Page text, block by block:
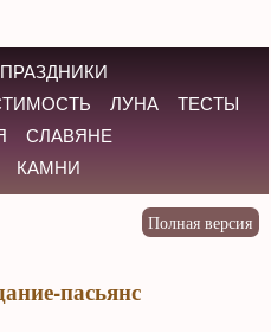
ПРАЗДНИКИ
ЛУНА
ТЕСТЫ
СЛАВЯНЕ
КАМНИ
пасьянс